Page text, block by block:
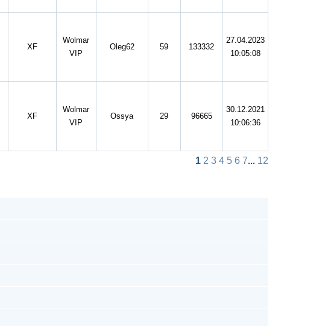
XF
Wolmar
VIP
Oleg62 59 133332
27.04.2023
10:05:08
XF
Wolmar
VIP
Ossya 29 96665
30.12.2021
10:06:36
1 2 3 4 5 6 7... 12